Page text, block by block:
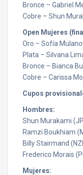
Bronce – Gabriel
Cobre – Shun
Open Mujeres
Oro – Sofía
Plata – Silvana
Bronce – Bianca
Cobre – Carissa
Cupos
Hombres:
Shun Murakami
Ramzi Boukhiam
Billy Stairmand
Frederico Morais
Mujeres: